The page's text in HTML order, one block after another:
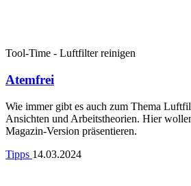
Tool-Time - Luftfilter reinigen
Atemfrei
Wie immer gibt es auch zum Thema
Ansichten und Arbeitstheorien. Hier
Magazin-Version präsentieren.
Tipps 14.03.2024